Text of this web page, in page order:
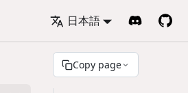
日本語
Copy page